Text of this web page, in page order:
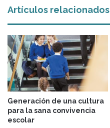
Artículos relacionados
Generación de una cultura
para la sana convivencia
escolar